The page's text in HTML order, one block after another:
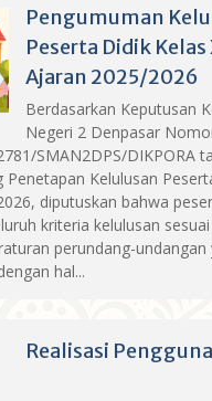
Pengumuman
Peserta Didik Kelas
Ajaran 2025/2026
Berdasarkan Keputusan
Negeri 2 Denpasar
SMAN2DPS/DIKPORA
Penetapan Kelulusan
diputuskan bahwa
kriteria kelulusan
perundang-undangan
hal...
Realisasi